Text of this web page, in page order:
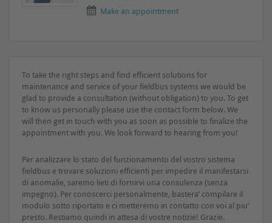
Make an appointment
To take the right steps and find efficient solutions for
maintenance and service of your fieldbus systems we would be
glad to provide a consultation (without obligation) to you. To get
to know us personally please use the contact form below. We
will then get in touch with you as soon as possible to finalize the
appointment with you. We look forward to hearing from you!
Per analizzare lo stato del funzionamento del vostro sistema
fieldbus e trovare soluzioni efficienti per impedire il manifestarsi
di anomalie, saremo lieti di fornirvi una consulenza (senza
impegno). Per conoscerci personalmente, bastera’ compilare il
modulo sotto riportato e ci metteremo in contatto con voi al piu’
presto. Restiamo quindi in attesa di vostre notizie! Grazie.